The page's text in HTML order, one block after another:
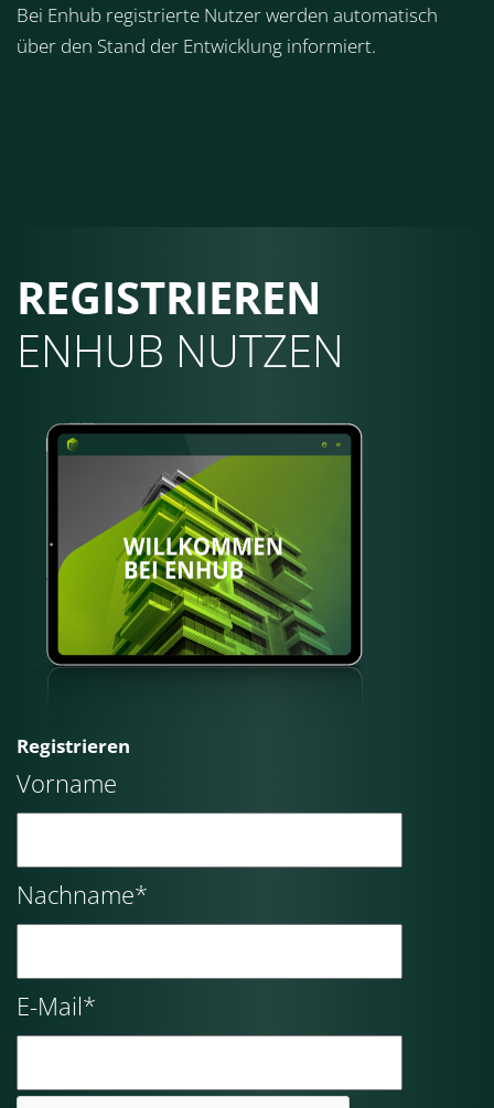
Bei Enhub registrierte Nutzer werden automatisch
über den Stand der Entwicklung informiert.
REGISTRIEREN
ENHUB NUTZEN
Registrieren
Vorname
Nachname*
E-Mail*